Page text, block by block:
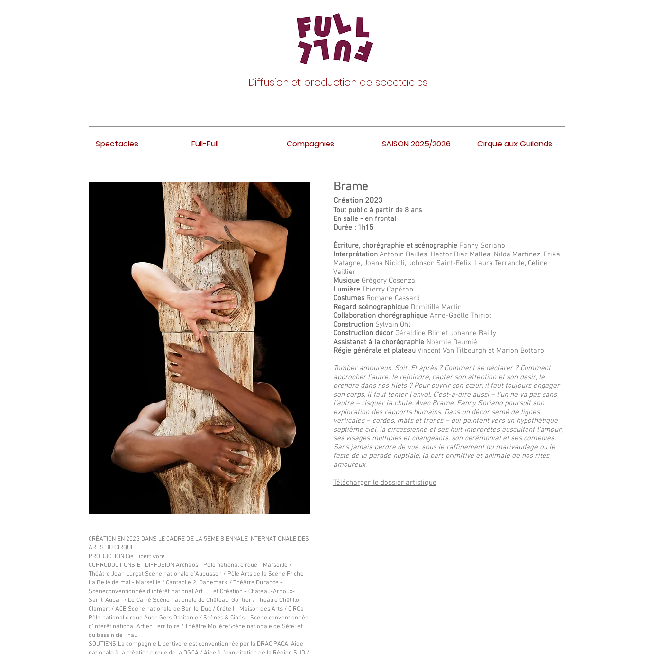
Diffusion et production de spectacles
Spectacles Full-Full Compagnies SAISON 2025/2026 Cirque aux Guilands
Brame
Création 2023
Tout public à partir de 8 ans
En salle - en frontal
Durée : 1h15
Écriture, chorégraphie et scénographie Fanny Soriano
Interprétation Antonin Bailles, Hector Diaz Mallea, Nilda Martinez, Erika
Matagne, Joana Nicioli, Johnson Saint-Felix, Laura Terrancle, Céline
Vaillier
Musique Grégory Cosenza
Lumière Thierry Capéran
Costumes Romane Cassard
Regard scénographique Domitille Martin
Collaboration chorégraphique Anne-Gaëlle Thiriot
Construction Sylvain Ohl
Construction décor Géraldine Blin et Johanne Bailly
Assistanat à la chorégraphie Noémie Deumié
Régie générale et plateau Vincent Van Tilbeurgh et Marion Bottaro
Tomber amoureux. Soit. Et après ? Comment se déclarer ? Comment
approcher l’autre, le rejoindre, capter son attention et son désir, le
prendre dans nos filets ? Pour ouvrir son cœur, il faut toujours engager
son corps. Il faut tenter l’envol. C’est-à-dire aussi – l’un ne va pas sans
l’autre – risquer la chute. Avec Brame, Fanny Soriano poursuit son
exploration des rapports humains. Dans un décor semé de lignes
verticales – cordes, mâts et troncs – qui pointent vers un hypothétique
septième ciel, la circassienne et ses huit interprètes auscultent l’amour,
ses visages multiples et changeants, son cérémonial et ses comédies.
Sans jamais perdre de vue, sous le raffinement du marivaudage ou le
faste de la parade nuptiale, la part primitive et animale de nos rites
amoureux.
Télécharger le dossier artistique
CRÉATION EN 2023 DANS LE CADRE DE LA 5ÈME BIENNALE INTERNATIONALE DES
ARTS DU CIRQUE
PRODUCTION Cie Libertivore
COPRODUCTIONS ET DIFFUSION Archaos - Pôle national cirque - Marseille /
Théâtre Jean Lurçat Scène nationale d'Aubusson / Pôle Arts de la Scène Friche
La Belle de mai - Marseille / Cantabile 2, Danemark / Théâtre Durance -
Scèneconventionnée d'intérêt national Art et Création - Château-Arnoux-
Saint-Auban / Le Carré Scène nationale de Château-Gontier / Théâtre Châtillon
Clamart / ACB Scène nationale de Bar-le-Duc / Créteil - Maison des Arts / CIRCa
Pôle national cirque Auch Gers Occitanie / Scènes & Cinés - Scène conventionnée
d’intérêt national Art en Territoire / Théâtre MolièreScène nationale de Sète et
du bassin de Thau
SOUTIENS La compagnie Libertivore est conventionnée par la DRAC PACA. Aide